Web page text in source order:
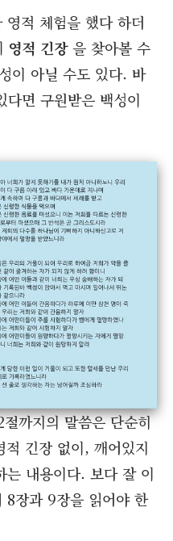
적 체험을 했다 하더
영적 긴장을 찾아볼 수
이 아닐 수도 있다. 바
면 구원받은 백성이
까지의 말씀은 단순히
적 긴장 없이, 깨어있지
는 내용이다. 보다 잘 이
8장과 9장을 읽어야 한